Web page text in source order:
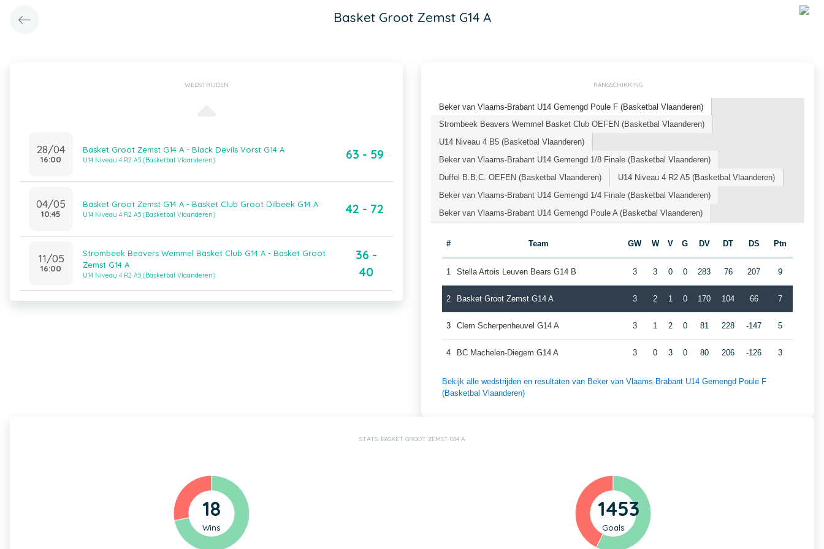
Basket Groot Zemst G14 A
WEDSTRIJDEN
28/04
16:00
Basket Groot Zemst G14 A - Black Devils Vorst G14 A
U14 Niveau 4 R2 A5 (Basketbal Vlaanderen) 63 - 59
04/05
10:45
Basket Groot Zemst G14 A - Basket Club Groot Dilbeek G14 A
U14 Niveau 4 R2 A5 (Basketbal Vlaanderen) 42 - 72
11/05
16:00
Strombeek Beavers Wemmel Basket Club G14 A - Basket Groot
Zemst G14 A
U14 Niveau 4 R2 A5 (Basketbal Vlaanderen)
36 -
40
RANGSCHIKKING
Beker van Vlaams-Brabant U14 Gemengd Poule F (Basketbal Vlaanderen)
Strombeek Beavers Wemmel Basket Club OEFEN (Basketbal Vlaanderen)
U14 Niveau 4 B5 (Basketbal Vlaanderen)
Beker van Vlaams-Brabant U14 Gemengd 1/8 Finale (Basketbal Vlaanderen)
Duffel B.B.C. OEFEN (Basketbal Vlaanderen)
U14 Niveau 4 R2 A5 (Basketbal Vlaanderen)
Beker van Vlaams-Brabant U14 Gemengd 1/4 Finale (Basketbal Vlaanderen)
Beker van Vlaams-Brabant U14 Gemengd Poule A (Basketbal Vlaanderen)
# Team GW W V G DV DT DS Ptn
1 Stella Artois Leuven Bears G14 B 3 3 0 0 283 76 207 9
2 Basket Groot Zemst G14 A 3 2 1 0 170 104 66 7
3 Clem Scherpenheuvel G14 A 3 1 2 0 81 228 -147 5
4 BC Machelen-Diegem G14 A 3 0 3 0 80 206 -126 3
Bekijk alle wedstrijden en resultaten van Beker van Vlaams-Brabant U14 Gemengd Poule F
(Basketbal Vlaanderen)
STATS: BASKET GROOT ZEMST G14 A
18
Wins
1453
Goals